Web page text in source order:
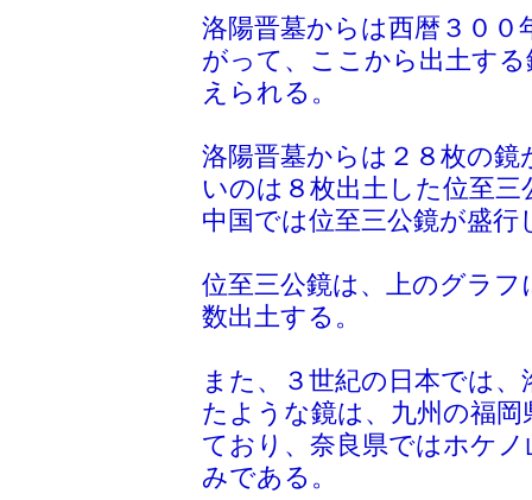
洛陽晋墓からは西暦３０
がって、ここから出土す
えられる。
洛陽晋墓からは２８枚の
いのは８枚出土した位至
中国では位至三公鏡が盛行
位至三公鏡は、上のグラ
数出土する。
また、３世紀の日本では
たような鏡は、九州の福
ており、奈良県ではホケ
みである。